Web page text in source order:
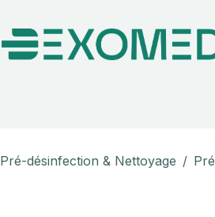
Pré-désinfection & Nettoyage